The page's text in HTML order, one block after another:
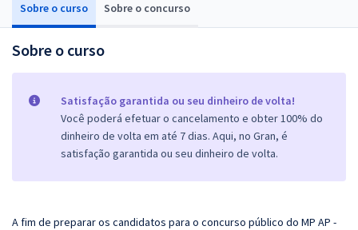
Sobre o curso Sobre o concurso
Sobre o curso
Satisfação garantida ou seu dinheiro de volta!
Você poderá efetuar o cancelamento e obter 100% do
dinheiro de volta em até 7 dias. Aqui, no Gran, é
satisfação garantida ou seu dinheiro de volta.
A fim de preparar os candidatos para o concurso público do MP AP -